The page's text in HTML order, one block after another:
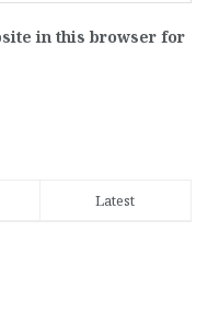
in this browser for
Latest